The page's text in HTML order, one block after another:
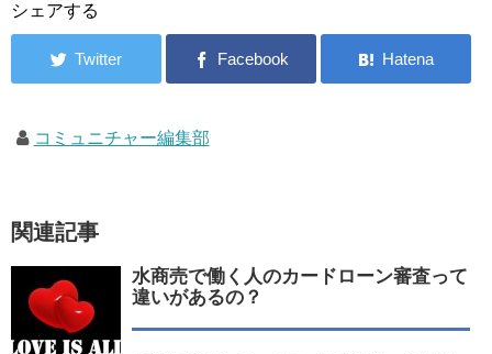
シェアする
コミュニチャー編集部
関連記事
水商売で働く人のカードローン審査って
違いがあるの？